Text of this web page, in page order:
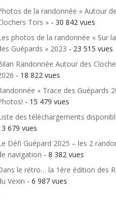
de la randonnée « Autour
Tors »- 30 842 vues
photos de la randonnée « Sur
Guépards » 2023 - 23 515 vues
Randonnée Autour des
- 18 822 vues
« Trace des Guépards
- 15 479 vues
des téléchargements
679 vues
Défi Guépard 2025 – les 2
navigation - 8 382 vues
le rétro… la 1ère édition des
Vexin - 6 987 vues